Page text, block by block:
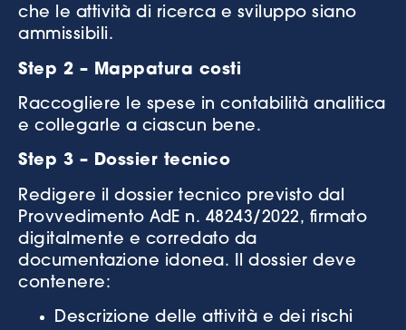
che le attività di ricerca e sviluppo siano
ammissibili.
Step 2 – Mappatura costi
Raccogliere le spese in contabilità analitica
e collegarle a ciascun bene.
Step 3 – Dossier tecnico
Redigere il dossier tecnico previsto dal
Provvedimento AdE n. 48243/2022, firmato
digitalmente e corredato da
documentazione idonea. Il dossier deve
contenere:
Descrizione delle attività e dei rischi